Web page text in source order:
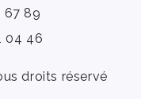
67 89
04 46
droits réservé